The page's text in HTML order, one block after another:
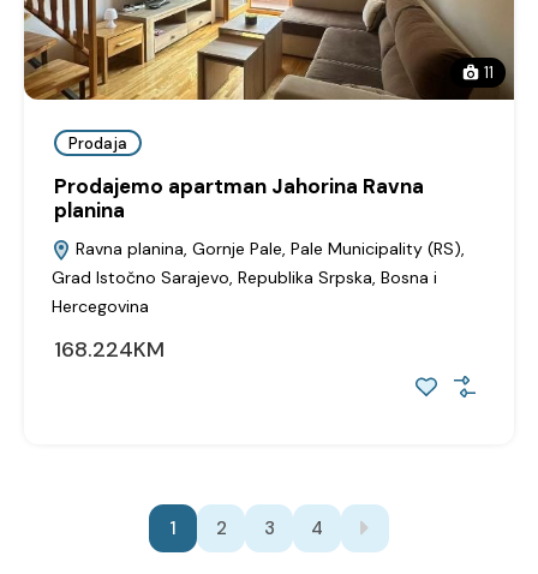
11
Prodaja
Prodajemo apartman Jahorina Ravna
planina
Ravna planina, Gornje Pale, Pale Municipality (RS),
Grad Istočno Sarajevo, Republika Srpska, Bosna i
Hercegovina
168.224KM
1 2 3 4